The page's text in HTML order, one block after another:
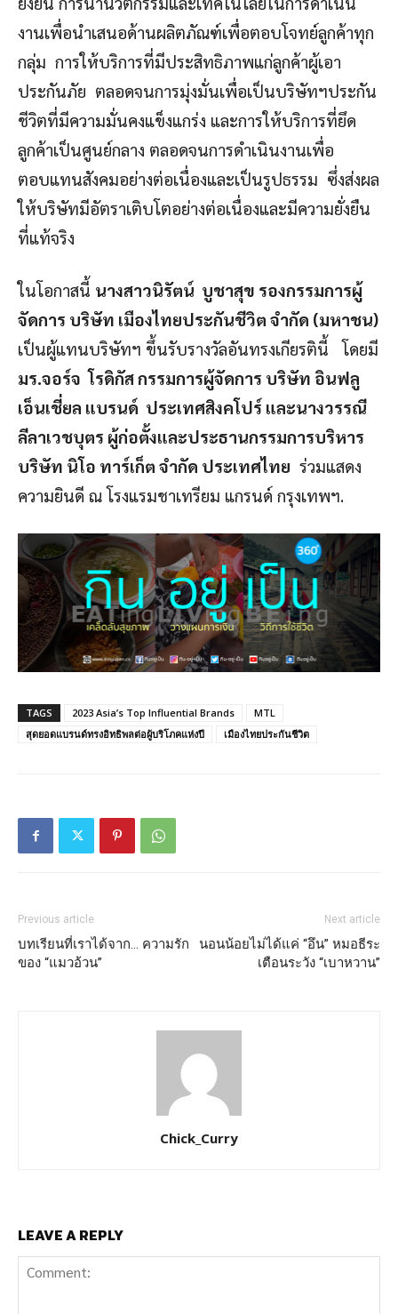
งานเพื่อนำเสนอด้านผลิตภัณฑ์เพื่อตอบโจทย์ลูกค้าทุก
กลุ่ม การให้บริการที่มีประสิทธิภาพแก่ลูกค้าผู้เอา
ประกันภัย ตลอดจนการมุ่งมั่นเพื่อเป็นบริษัทฯประกัน
ชีวิตที่มีความมั่นคงแข็งแกร่ง และการให้บริการที่ยึด
ลูกค้าเป็นศูนย์กลาง ตลอดจนการดำเนินงานเพื่อ
ตอบแทนสังคมอย่างต่อเนื่องและเป็นรูปธรรม ซึ่งส่งผล
ให้บริษัทมีอัตราเติบโตอย่างต่อเนื่องและมีความยั่งยืน
ที่แท้จริง
ในโอกาสนี้ นางสาวนิรัตน์ บูชาสุข รองกรรมการผู้
จัดการ บริษัท เมืองไทยประกันชีวิต จำกัด (มหาชน)
เป็นผู้แทนบริษัทฯ ขึ้นรับรางวัลอันทรงเกียรตินี้ โดยมี
มร.จอร์จ โรดิกัส กรรมการผู้จัดการ บริษัท อินฟลู
เอ็นเชี่ยล แบรนด์ ประเทศสิงคโปร์ และนางวรรณี
ลีลาเวชบุตร ผู้ก่อตั้งและประธานกรรมการบริหาร
บริษัท นิโอ ทาร์เก็ต จํากัด ประเทศไทย ร่วมแสดง
ความยินดี ณ โรงแรมชาเทรียม แกรนด์ กรุงเทพฯ.
TAGS 2023 Asia’s Top Influential Brands
MTL
สุดยอดแบรนด์ทรงอิทธิพลต่อผู้บริโภคแห่งปี
เมืองไทยประกันชีวิต
Previous article
บทเรียนที่เราได้จาก… ความรัก
ของ “แมวอ้วน”
Next article
นอนน้อยไม่ได้แค่ “อึน” หมอธีระ
เตือนระวัง “เบาหวาน”
Chick_Curry
LEAVE A REPLY